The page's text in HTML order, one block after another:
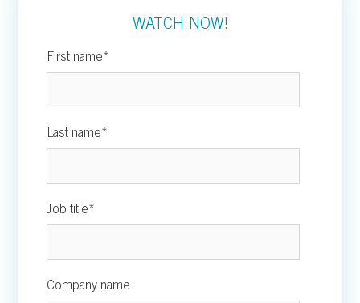
WATCH NOW!
First name*
Last name*
Job title*
Company name